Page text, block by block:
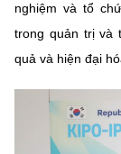
nghiệm và tổ
trong quản trị và
quả và hiện đại